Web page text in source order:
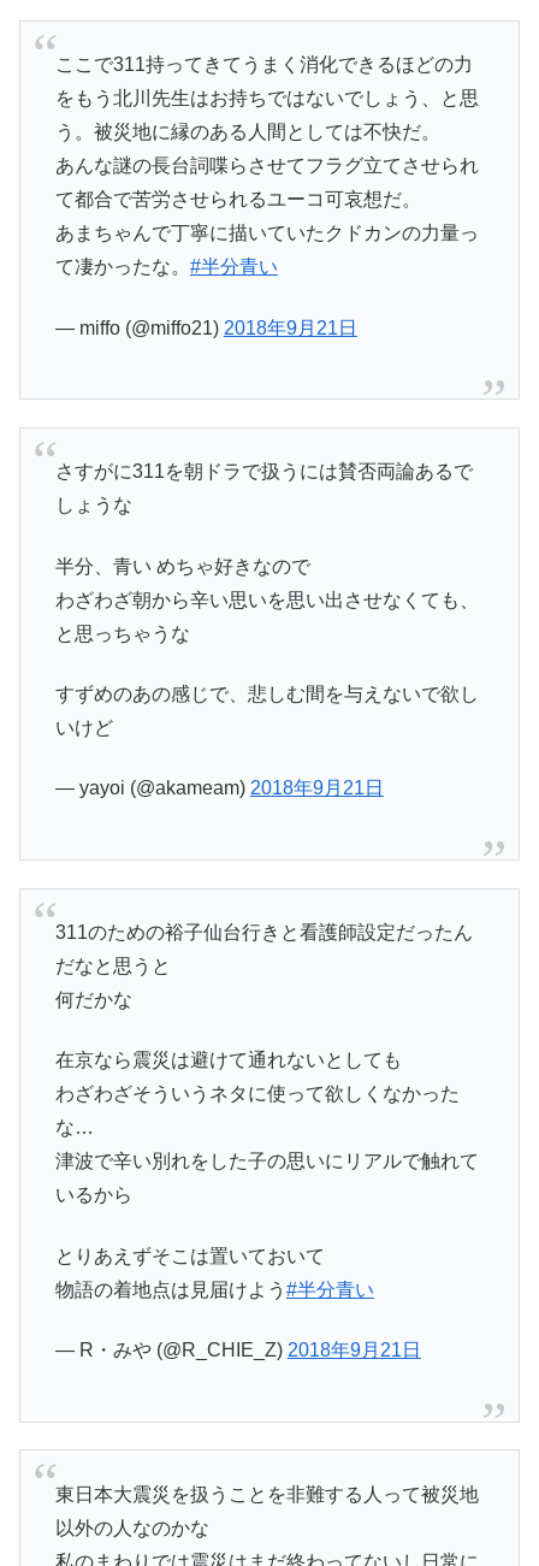
ここで311持ってきてうまく消化できるほどの力
をもう北川先生はお持ちではないでしょう、と思
う。被災地に縁のある人間としては不快だ。
あんな謎の長台詞喋らさせてフラグ立てさせられ
て都合で苦労させられるユーコ可哀想だ。
あまちゃんで丁寧に描いていたクドカンの力量っ
て凄かったな。 #半分青い
— miffo (@miffo21) 2018年9月21日
さすがに311を朝ドラで扱うには賛否両論あるで
しょうな
半分、青い めちゃ好きなので
わざわざ朝から辛い思いを思い出させなくても、
と思っちゃうな
すずめのあの感じで、悲しむ間を与えないで欲し
いけど
— yayoi (@akameam) 2018年9月21日
311のための裕子仙台行きと看護師設定だったん
だなと思うと
何だかな
在京なら震災は避けて通れないとしても
わざわざそういうネタに使って欲しくなかった
な…
津波で辛い別れをした子の思いにリアルで触れて
いるから
とりあえずそこは置いておいて
物語の着地点は見届けよう #半分青い
— R・みや (@R_CHIE_Z) 2018年9月21日
東日本大震災を扱うことを非難する人って被災地
以外の人なのかな
私のまわりでは震災はまだ終わってないし日常に